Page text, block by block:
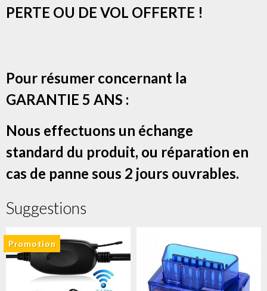
PERTE OU DE VOL OFFERTE !
Pour résumer concernant la
GARANTIE 5 ANS :
Nous effectuons un échange
standard du produit, ou réparation en
cas de panne sous 2 jours ouvrables.
Suggestions
Promotion